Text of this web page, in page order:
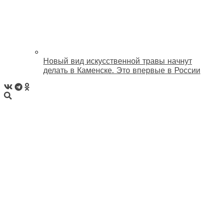
Новый вид искусственной травы начнут
делать в Каменске. Это впервые в России